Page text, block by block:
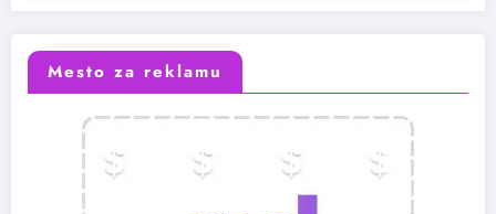
Mesto za reklamu